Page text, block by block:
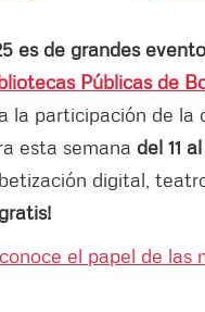
es de grandes
Públicas de
la participación de la
esta semana del 11
digital,
el papel de las